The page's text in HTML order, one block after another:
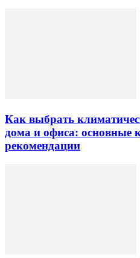
Как выбрать
дома и офиса: основные
рекомендации